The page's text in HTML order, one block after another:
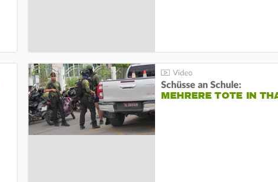
Schüsse an Schule:
MEHRERE TOTE IN